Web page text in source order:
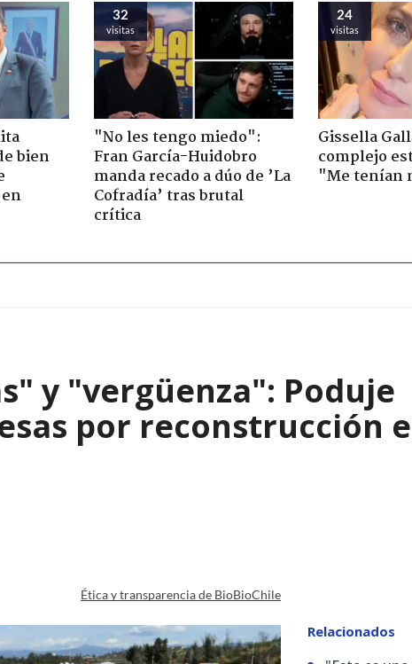
bien
32
visitas
"No les tengo miedo":
Fran García-Huidobro
manda recado a dúo de ’La
Cofradía’ tras brutal
crítica
24
visitas
Gissella
complejo
"Me tenían
y "vergüenza": Poduje
por reconstrucción
Ética y transparencia de BioBioChile
Relacionados